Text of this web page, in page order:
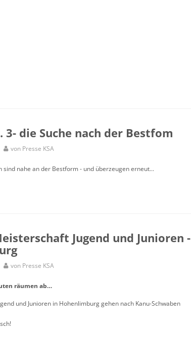
3- die Suche nach der Bestfom
von Presse KSA
sind nahe an der Bestform - und überzeugen erneut...
Jugend und Junioren -
von Presse KSA
räumen ab…
und Junioren in Hohenlimburg gehen nach Kanu-Schwaben